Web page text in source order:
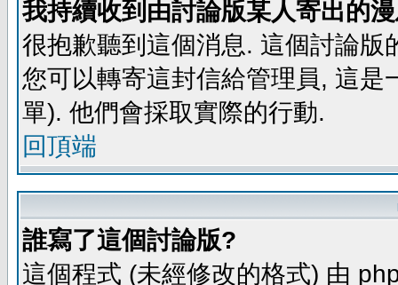
我持續收到由討論版某人寄出的
很抱歉聽到這個消息. 這個討論
您可以轉寄這封信給管理員, 這
單). 他們會採取實際的行動.
回頂端
誰寫了這個討論版?
這個程式 (未經修改的格式) 由